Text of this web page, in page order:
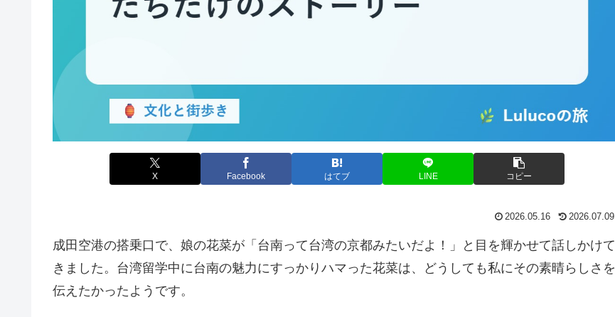
X Facebook はてブ LINE コピー
2026.05.16 2026.07.09
成田空港の搭乗口で、娘の花菜が「台南って台湾の京都みたいだよ！」と目を輝かせて話しかけて
きました。台湾留学中に台南の魅力にすっかりハマった花菜は、どうしても私にその素晴らしさを
伝えたかったようです。